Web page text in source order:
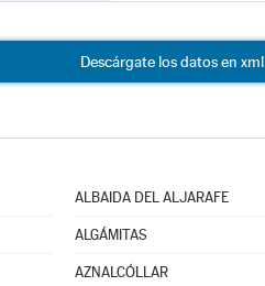
Descárgate los datos en xml
ALBAIDA DEL ALJARAFE
ALGÁMITAS
AZNALCÓLLAR